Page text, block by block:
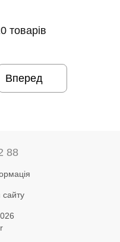
товарів
Вперед
88
сайту